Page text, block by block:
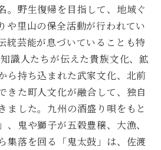
。野生復帰を目指して、地域ぐ
や里山の保全活動が行われてい
統芸能が息づいていることも特
識人たちが伝えた貴族文化、鉱
ら持ち込まれた武家文化、北前
きた町人文化が融合して、独自
ました。九州の酒盛り唄をもと
、鬼や獅子が五穀豊穣、大漁、
集落を回る「鬼太鼓」は、佐渡